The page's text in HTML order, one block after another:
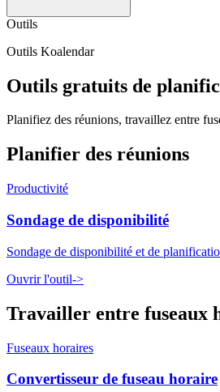
Outils
Outils Koalendar
Outils gratuits de
Planifiez des réunions, travaillez entre
Planifier des réunions
Productivité
Sondage de disponibilité
Sondage de disponibilité et de
Ouvrir l'outil->
Travailler entre fuseaux
Fuseaux horaires
Convertisseur de fuseau horaire